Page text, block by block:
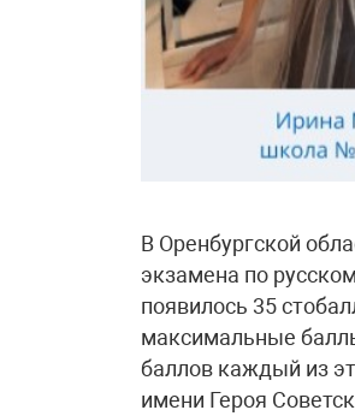
В Оренбургской
экзамена по
появилось 35
максимальные
баллов каждый из
имени Героя